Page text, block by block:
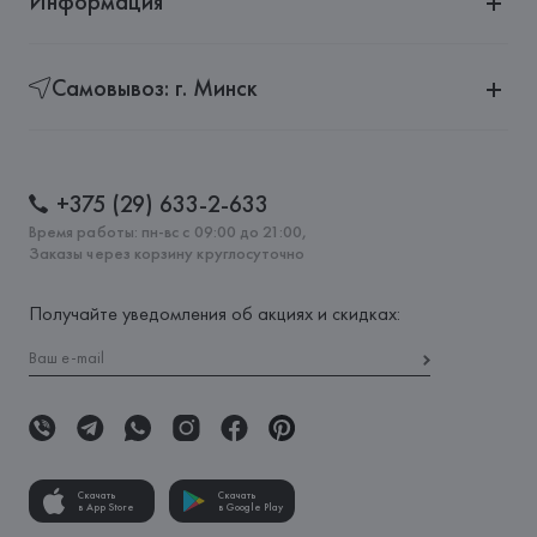
Самовывоз: г. Минск
+375 (29) 633-2-633
Время работы: пн-вс с 09:00 до 21:00,
Заказы через корзину круглосуточно
Получайте уведомления об акциях и скидках:
Скачать
в App Store
Скачать
в Google Play